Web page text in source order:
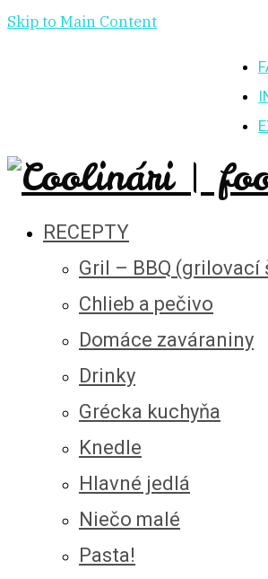
Skip to Main Content
RECEPTY
Gril – BBQ (grilovací
Chlieb a pečivo
Domáce zaváraniny
Drinky
Grécka kuchyňa
Knedle
Hlavné jedlá
Niečo malé
Pasta!